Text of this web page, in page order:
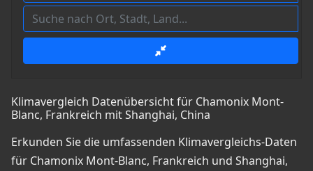
Klimavergleich Datenübersicht für Chamonix Mont-
Blanc, Frankreich mit Shanghai, China
Erkunden Sie die umfassenden Klimavergleichs-Daten
für Chamonix Mont-Blanc, Frankreich und Shanghai,